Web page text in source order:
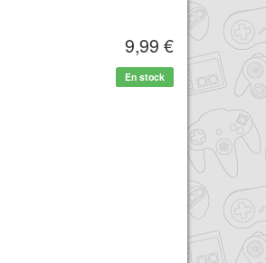
9,99 €
En stock